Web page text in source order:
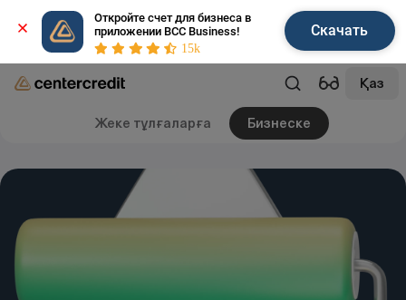
Откройте счет для бизнеса в
приложении BCC Business!
15k
Скачать
Қаз
Жеке тұлғаларға Бизнеске